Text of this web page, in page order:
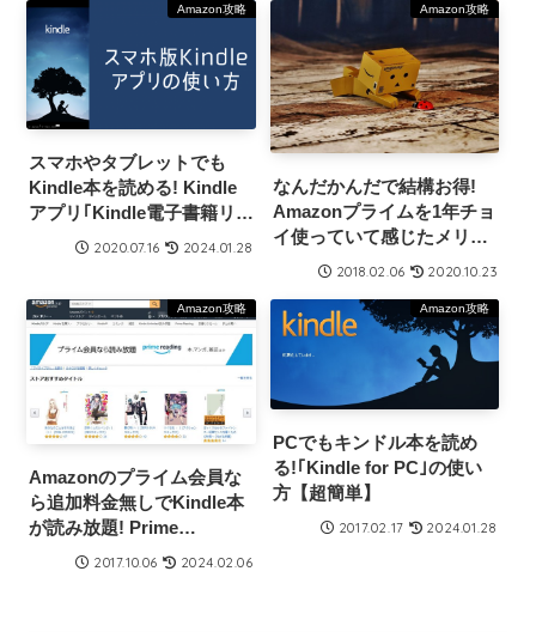
Amazon攻略
スマホやタブレットでも
Kindle本を読める! Kindle
アプリ｢Kindle電子書籍リー
ダー｣の使い方
2020.07.16 2024.01.28
Amazon攻略
なんだかんだで結構お得!
Amazonプライムを1年チョ
イ使っていて感じたメリッ
トとデメリット,簡単に元を
2018.02.06 2020.10.23
Amazon攻略
Amazonのプライム会員な
ら追加料金無しでKindle本
が読み放題! Prime
Reading(プライムリーディ
2017.10.06 2024.02.06
Amazon攻略
PCでもキンドル本を読め
る!｢Kindle for PC｣の使い
方【超簡単】
2017.02.17 2024.01.28